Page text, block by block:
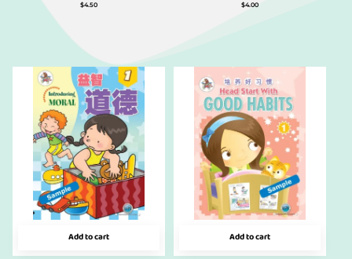
$4.50 $4.00
Add to cart Add to cart